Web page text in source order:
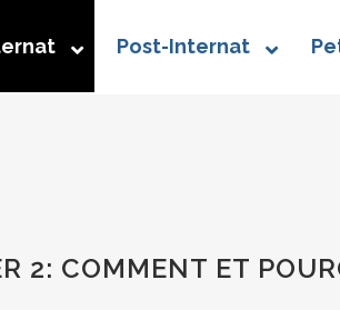
Post-Internat
2: COMMENT ET